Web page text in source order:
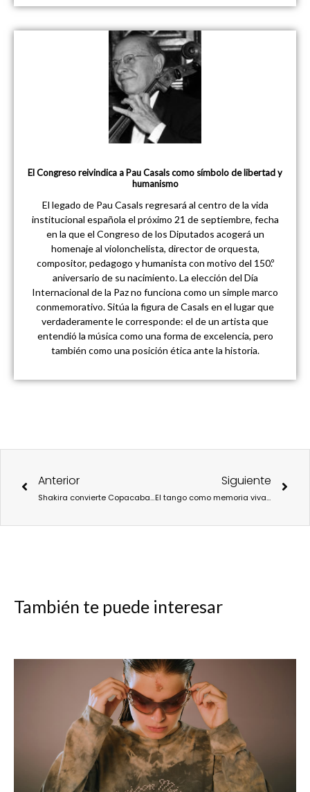
El Congreso reivindica a Pau Casals como símbolo de libertad y
humanismo
El legado de Pau Casals regresará al centro de la vida
institucional española el próximo 21 de septiembre, fecha
en la que el Congreso de los Diputados acogerá un
homenaje al violonchelista, director de orquesta,
compositor, pedagogo y humanista con motivo del 150.º
aniversario de su nacimiento. La elección del Día
Internacional de la Paz no funciona como un simple marco
conmemorativo. Sitúa la figura de Casals en el lugar que
verdaderamente le corresponde: el de un artista que
entendió la música como una forma de excelencia, pero
también como una posición ética ante la historia.
Anterior
Shakira convierte Copacabana en epicentro del renacimiento cultural latino
Siguiente
El tango como memoria viva llega a Madrid de la mano de La Porteña Tango
También te puede interesar